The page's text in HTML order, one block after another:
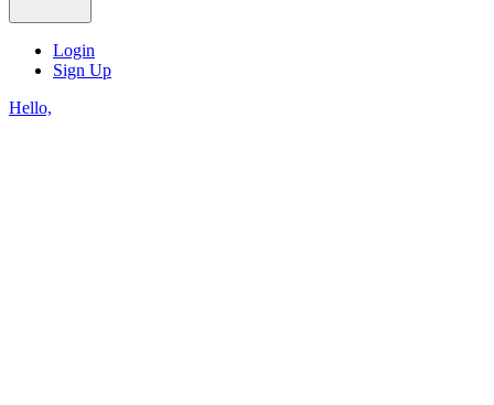
Login
Sign Up
Hello,